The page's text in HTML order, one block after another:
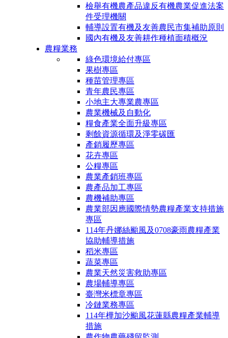
檢舉有機農產品違反有機農業促進法案
件受理機關
輔導設置有機及友善農民市集補助原則
國內有機及友善耕作種植面積概況
農糧業務
綠色環境給付專區
果樹專區
種苗管理專區
青年農民專區
小地主大專業農專區
農業機械及自動化
糧食產業全面升級專區
剩餘資源循環及淨零碳匯
產銷履歷專區
花卉專區
公糧專區
農業產銷班專區
農產品加工專區
農機補助專區
農業部因應國際情勢農糧產業支持措施
專區
114年丹娜絲颱風及0708豪雨農糧產業
協助輔導措施
稻米專區
蔬菜專區
農業天然災害救助專區
農場輔導專區
臺灣米標章專區
冷鏈業務專區
114年樺加沙颱風花蓮縣農糧產業輔導
措施